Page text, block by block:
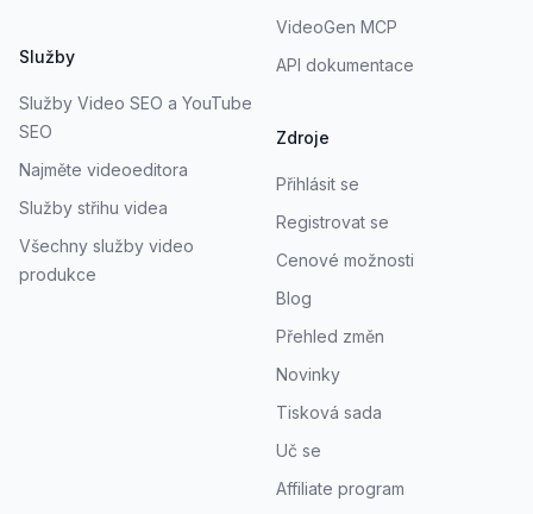
Služby
Služby Video SEO a YouTube
SEO
Najměte videoeditora
Služby střihu videa
Všechny služby video
produkce
VideoGen MCP
API dokumentace
Zdroje
Přihlásit se
Registrovat se
Cenové možnosti
Blog
Přehled změn
Novinky
Tisková sada
Uč se
Affiliate program